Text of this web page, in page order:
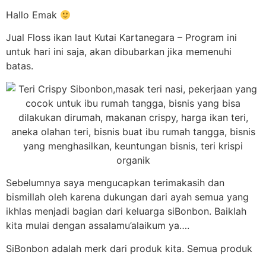
Hallo Emak
Jual Floss ikan laut Kutai Kartanegara – Program ini
untuk hari ini saja, akan dibubarkan jika memenuhi
batas.
Sebelumnya saya mengucapkan terimakasih dan
bismillah oleh karena dukungan dari ayah semua yang
ikhlas menjadi bagian dari keluarga siBonbon. Baiklah
kita mulai dengan assalamu’alaikum ya….
SiBonbon adalah merk dari produk kita. Semua produk